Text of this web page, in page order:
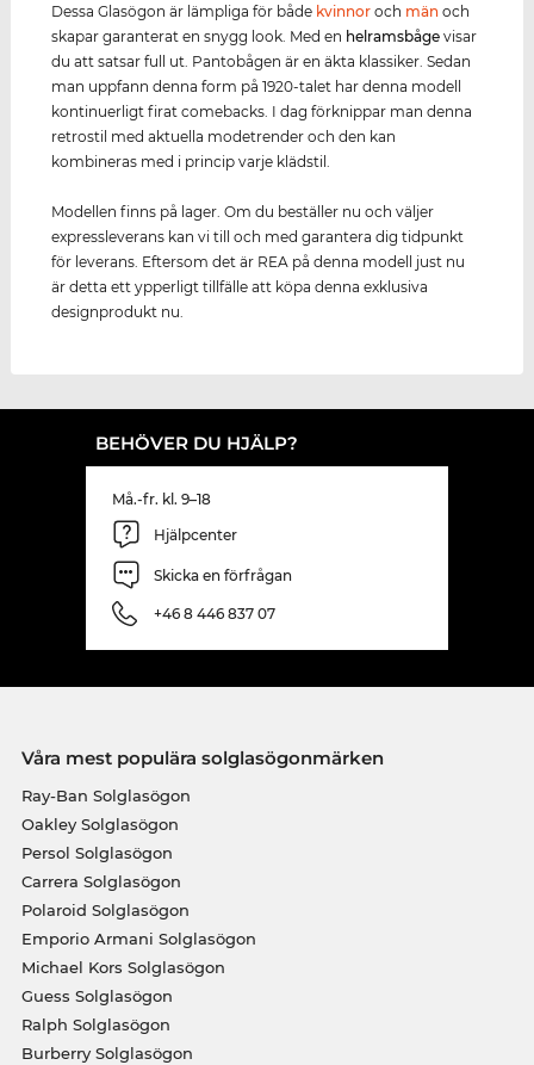
Dessa Glasögon är lämpliga för både kvinnor och män och
skapar garanterat en snygg look. Med en helramsbågevisar
du att satsar full ut. Pantobågen är en äkta klassiker. Sedan
man uppfann denna form på 1920-talet har denna modell
kontinuerligt firat comebacks. I dag förknippar man denna
retrostil med aktuella modetrender och den kan
kombineras med i princip varje klädstil.
Modellen finns på lager. Om du beställer nu och väljer
expressleverans kan vi till och med garantera dig tidpunkt
för leverans. Eftersom det är REA på denna modell just nu
är detta ett ypperligt tillfälle att köpa denna exklusiva
designprodukt nu.
BEHÖVER DU HJÄLP?
Må.-fr. kl. 9–18
Hjälpcenter
Skicka en förfrågan
+46 8 446 837 07
Våra mest populära solglasögonmärken
Ray-Ban Solglasögon
Oakley Solglasögon
Persol Solglasögon
Carrera Solglasögon
Polaroid Solglasögon
Emporio Armani Solglasögon
Michael Kors Solglasögon
Guess Solglasögon
Ralph Solglasögon
Burberry Solglasögon